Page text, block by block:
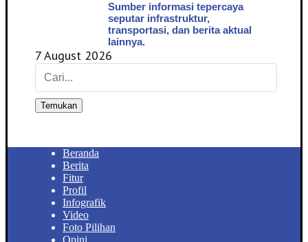
Sumber informasi tepercaya
seputar infrastruktur,
transportasi, dan berita aktual
lainnya.
7 August 2026
Temukan
Beranda
Berita
Fitur
Profil
Infografik
Video
Foto Pilihan
Opini